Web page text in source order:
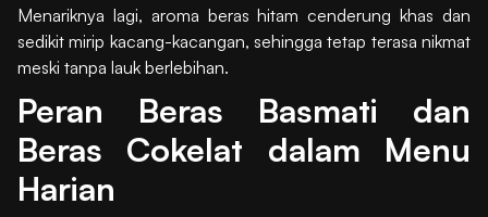
Menariknya lagi, aroma beras hitam cenderung khas dan
sedikit mirip kacang-kacangan, sehingga tetap terasa nikmat
meski tanpa lauk berlebihan.
Peran Beras Basmati dan
Beras Cokelat dalam Menu
Harian